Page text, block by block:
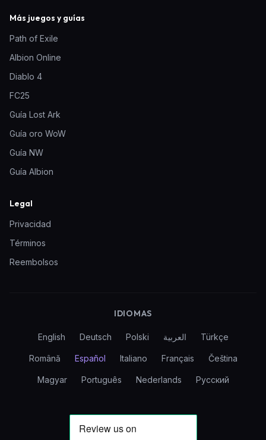
Más juegos y guías
Path of Exile
Albion Online
Diablo 4
FC25
Guía Lost Ark
Guía oro WoW
Guía NW
Guía Albion
Legal
Privacidad
Términos
Reembolsos
IDIOMAS
English Deutsch Polski العربية Türkçe
Română Español Italiano Français Čeština
Magyar Português Nederlands Русский